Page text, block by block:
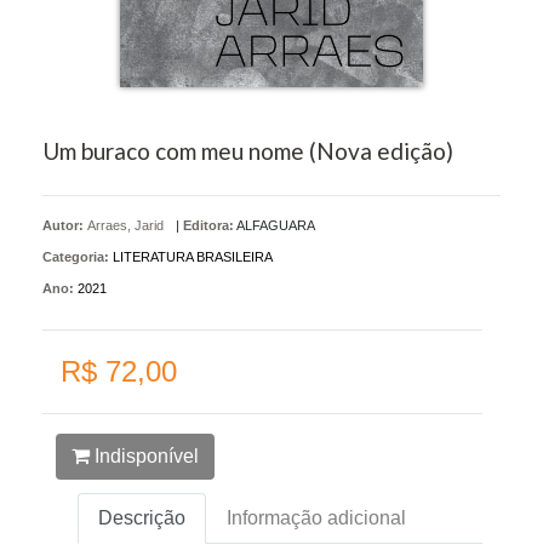
Um buraco com meu nome (Nova edição)
Autor: Arraes, Jarid | Editora: ALFAGUARA
Categoria: LITERATURA BRASILEIRA
Ano: 2021
R$ 72,00
Indisponível
Descrição Informação adicional